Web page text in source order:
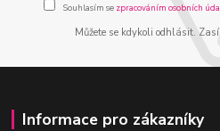
Souhlasím se zpracováním osobních
Můžete se kdykoli odhlásit.
Informace pro zákazníky